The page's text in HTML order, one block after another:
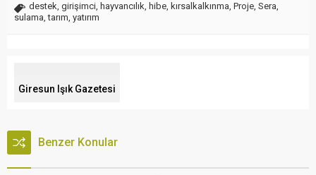
destek, girişimci, hayvancılık, hibe, kırsalkalkınma, Proje, Sera,
sulama,tarım, yatırım
Giresun Işık Gazetesi
Benzer Konular